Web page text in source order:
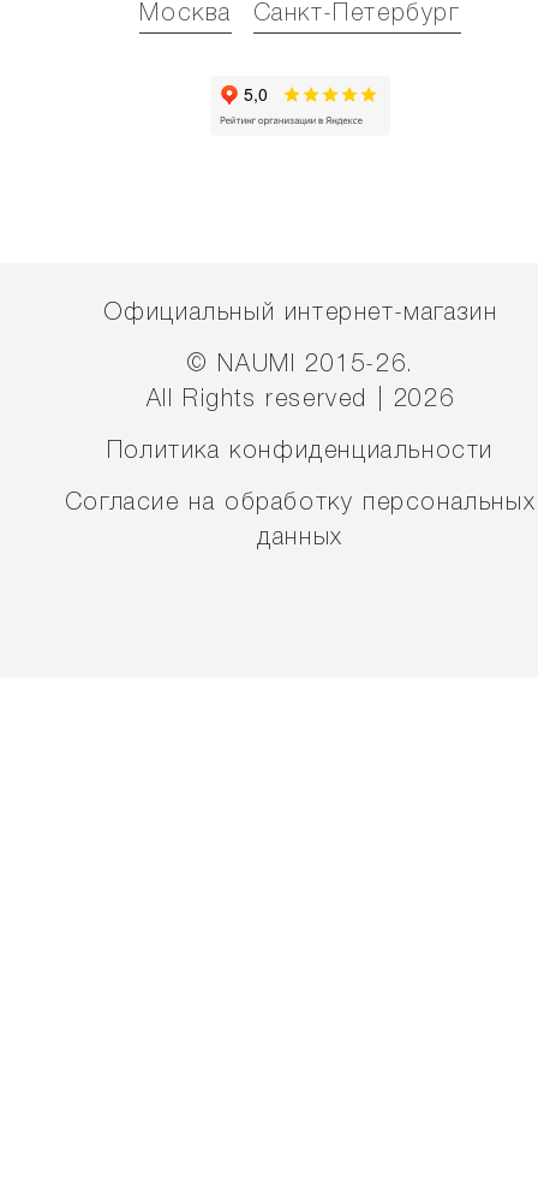
Москва Санкт-Петербург
Официальный интернет-магазин
© NAUMI 2015-26.
All Rights reserved | 2026
Политика конфиденциальности
Согласие на обработку персональных
данных